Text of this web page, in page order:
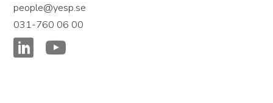
people@yesp.se
031-760 06 00